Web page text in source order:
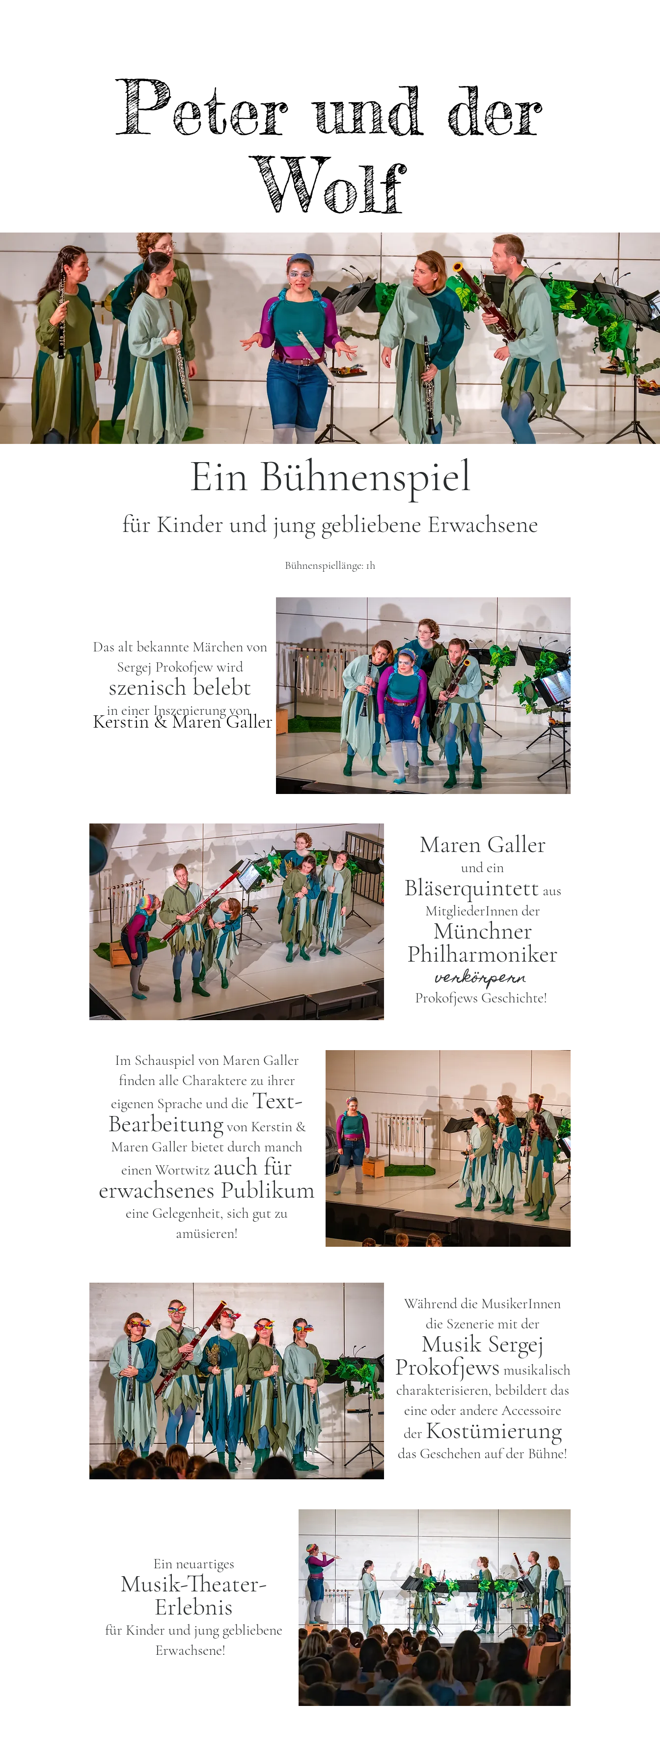
Peter und der
Wolf
Ein Bühnenspiel
für Kinder und jung gebliebene Erwachsene
Bühnenspiellänge: 1h
Das alt bekannte Märchen von
Sergej Prokofjew wird
szenisch belebt
in einer Inszenierungvon
Kerstin & Maren Galler
Maren Galler
und ein
Bläserquintett aus
MitgliederInnen der
Münchner
Philharmoniker
verkörpern
Prokofjews Geschichte!
Im Schauspiel von Maren Galler
finden alle Charaktere zu ihrer
eigenen Sprache und die Text-
Bearbeitungvon Kerstin &
Maren Galler bietet durch manch
einen Wortwitz auch für
erwachsenes Publikum
eine Gelegenheit, sich gut zu
amüsieren!
Während die MusikerInnen
die Szenerie mit der
Musik Sergej
Prokofjews musikalisch
charakterisieren, bebildert das
eine oder andere Accessoire
der Kostümierung
das Geschehen auf der Bühne!
Ein neuartiges
Musik-Theater-
Erlebnis
für Kinder und jung gebliebene
Erwachsene!